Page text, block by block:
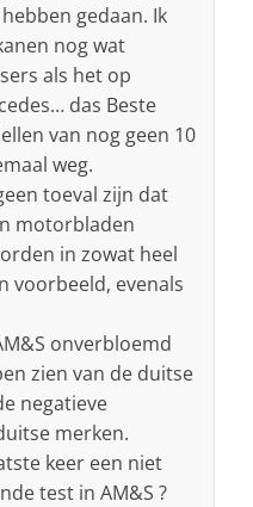
gedaan. Ik
nog wat
als het op
das Beste
van nog geen 10
weg.
toeval zijn dat
motorbladen
in zowat heel
voorbeeld, evenals
onverbloemd
zien van de duitse
negatieve
merken.
keer een niet
test in AM&S ?